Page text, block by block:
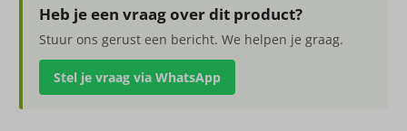
180cm
aantal
Heb je een vraag over dit product?
Stuur ons gerust een bericht. We helpen je graag.
Stel je vraag via WhatsApp